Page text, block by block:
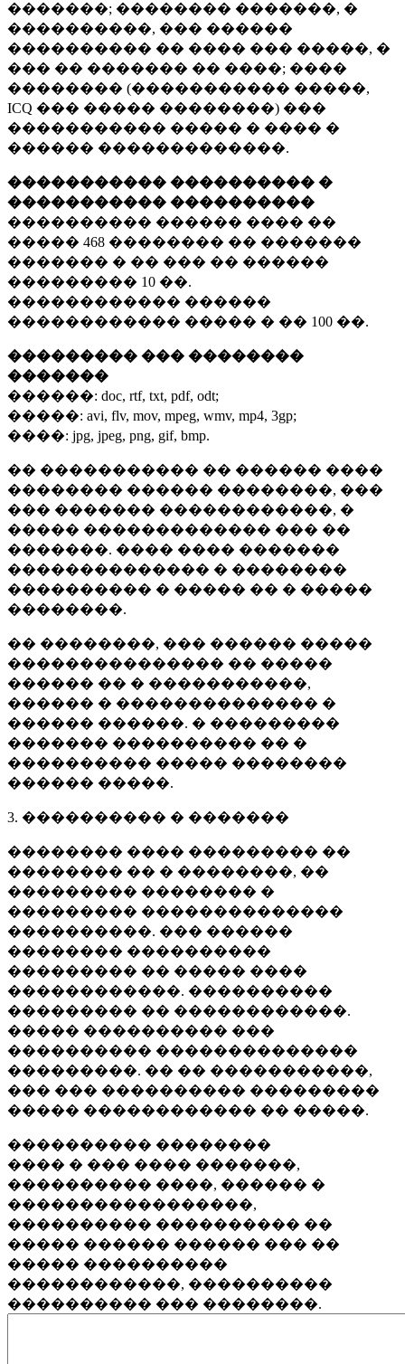
�������; �������� �������, �
����������, ��� ������
���������� �� ���� ��� �����, �
��� �� ������� �� ����; ����
�������� (����������� �����,
ICQ ��� ����� ��������) ���
����������� ����� � ���� �
������ �������������.
����������� ���������� �
����������� ����������
���������� ������ ���� ��
����� 468 �������� �� �������
������� � �� ��� �� ������
��������� 10 ��.
������������ ������
������������ ����� � �� 100 ��.
��������� ��� ��������
�������
������: doc, rtf, txt, pdf, odt;
�����: avi, flv, mov, mpeg, wmv, mp4, 3gp;
����: jpg, jpeg, png, gif, bmp.
�� ����������� �� ������ ����
�������� ������ ��������, ���
��� ������� ������������, �
����� ������������� ��� ��
�������. ���� ���� �������
�������������� � ��������
���������� � ����� �� � �����
��������.
�� ��������, ��� ������ �����
��������������� �� �����
������ �� � �����������,
������ � �������������� �
������ ������. � ���������
������� ���������� �� �
���������� ����� ��������
������ �����.
3. ���������� � �������
�������� ���� ��������� ��
�������� �� � ��������, ��
��������� �������� �
��������� ��������������
����������. ��� ������
�������� ����������
��������� �� ����� ����
������������. ����������
��������� �� ������������.
����� ���������� ���
���������� ��������������
���������. �� �� �����������,
��� ��� ���������� ���������
����� ������������ �� �����.
���������� ��������
���� � ��� ���� �������,
���������� ����, ������ �
�����������������,
���������� ���������� ��
����� ������ ������ ��� ��
����� ����������
������������, ����������
���������� ��� ��������.